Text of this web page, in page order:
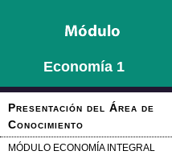
Economía 1
Presentación del Área de
Conocimiento
MÓDULO ECONOMÍA INTEGRAL